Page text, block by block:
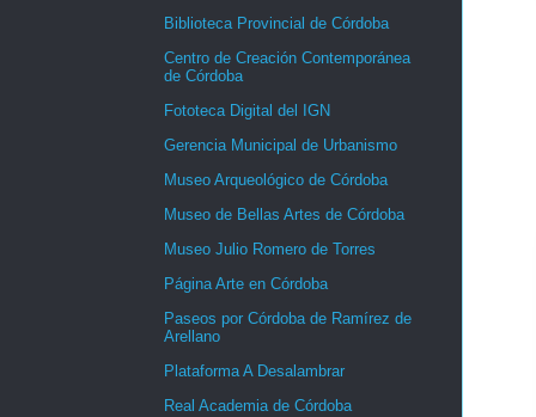
Biblioteca Provincial de Córdoba
Centro de Creación Contemporánea
de Córdoba
Fototeca Digital del IGN
Gerencia Municipal de Urbanismo
Museo Arqueológico de Córdoba
Museo de Bellas Artes de Córdoba
Museo Julio Romero de Torres
Página Arte en Córdoba
Paseos por Córdoba de Ramírez de
Arellano
Plataforma A Desalambrar
Real Academia de Córdoba